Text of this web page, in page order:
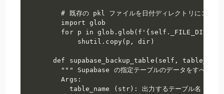
# 既存の pkl ファイルを日付ディレクトリにコピー
    import glob
for p in glob.glob(f'{self._FILE_DIR}/
        shutil.copy(p, dir)
def supabase_backup_table(self,
""" Supabase の指定テーブルのデータをすべてフ
    Args:
      table_name (str): 出力するテーブル名